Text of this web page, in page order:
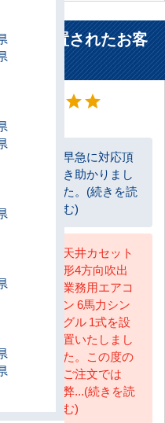
に設置されたお客
星5
starstar
早急に対応頂
き助かりまし
た。(続きを読
む)
天井カセット
形4方向吹出
業務用エアコ
ン 6馬力シン
グル 1式を設
置いたしまし
た。この度の
ご注文では
弊...(続きを読
む)